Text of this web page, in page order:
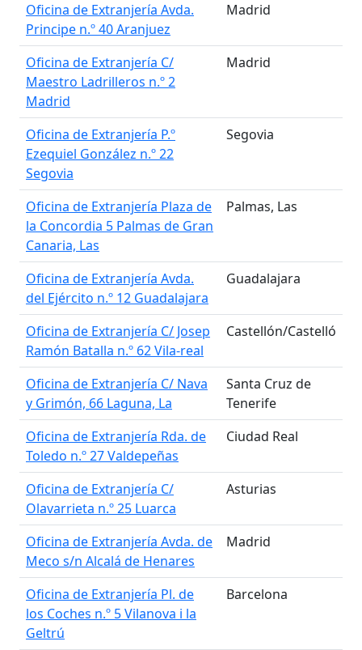
Oficina de Extranjería Avda.
Principe n.º 40 Aranjuez
Madrid
Oficina de Extranjería C/
Maestro Ladrilleros n.º 2
Madrid
Madrid
Oficina de Extranjería P.º
Ezequiel González n.º 22
Segovia
Segovia
Oficina de Extranjería Plaza de
la Concordia 5 Palmas de Gran
Canaria, Las
Palmas, Las
Oficina de Extranjería Avda.
del Ejército n.º 12 Guadalajara
Guadalajara
Oficina de Extranjería C/ Josep
Ramón Batalla n.º 62 Vila-real
Castellón/Castelló
Oficina de Extranjería C/ Nava
y Grimón, 66 Laguna, La
Santa Cruz de
Tenerife
Oficina de Extranjería Rda. de
Toledo n.º 27 Valdepeñas
Ciudad Real
Oficina de Extranjería C/
Olavarrieta n.º 25 Luarca
Asturias
Oficina de Extranjería Avda. de
Meco s/n Alcalá de Henares
Madrid
Oficina de Extranjería Pl. de
los Coches n.º 5 Vilanova i la
Geltrú
Barcelona